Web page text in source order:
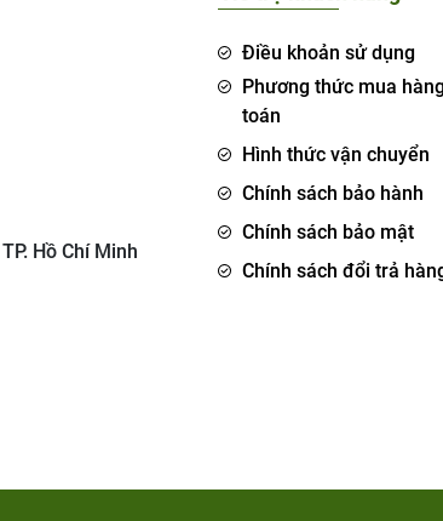
Hồ Chí Minh
Điều khoản sử dụng
Phương thức mua
toán
Hình thức vận chuyển
Chính sách bảo hành
Chính sách bảo mật
Chính sách đổi trả